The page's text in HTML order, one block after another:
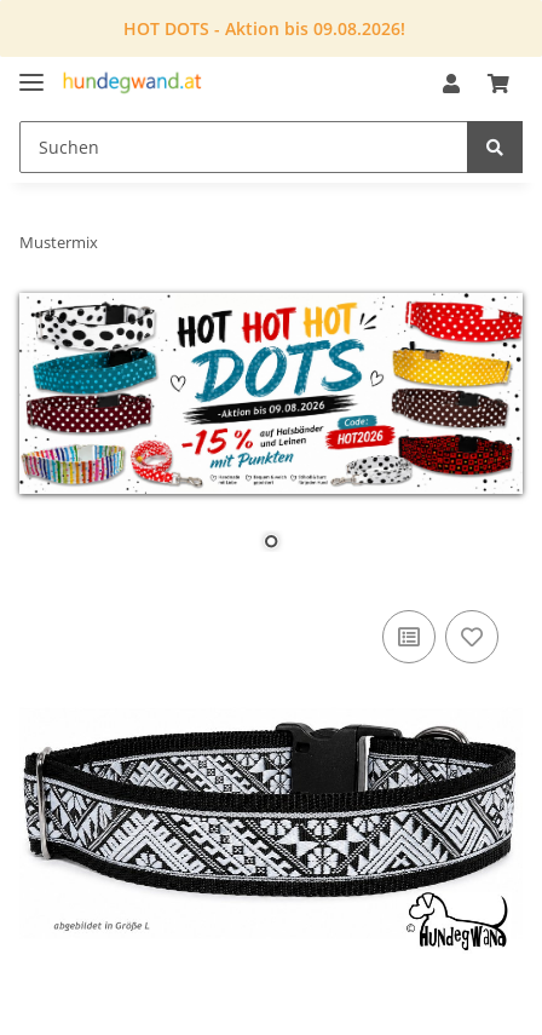
HOT DOTS - Aktion bis 09.08.2026!
Mustermix